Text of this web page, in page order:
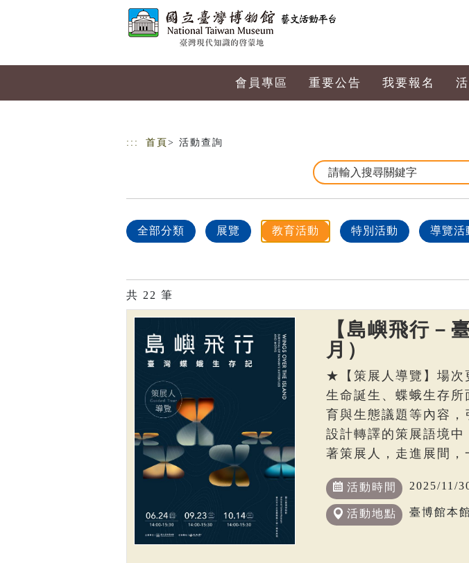
會員專區 重要公告 我要報名
::: 首頁 > 活動查詢
全部分類 展覽 教育活動 特別活動 導覽活
共 22 筆
【島嶼飛行－
月）
★【策展人導覽】場次
生命誕生、蝶蛾生存
育與生態議題等內容
設計轉譯的策展語境
著策展人，走進展間，
活動時間 2025/11/
活動地點 臺博館本